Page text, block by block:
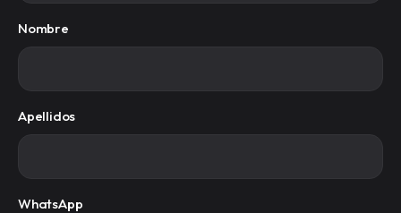
Nombre
Apellidos
WhatsApp